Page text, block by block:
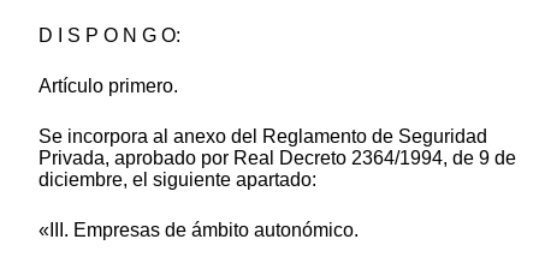
D I S P O N G O:
Artículo primero.
Se incorpora al anexo del Reglamento de Seguridad
Privada, aprobado por Real Decreto 2364/1994, de 9 de
diciembre, el siguiente apartado:
«III. Empresas de ámbito autonómico.